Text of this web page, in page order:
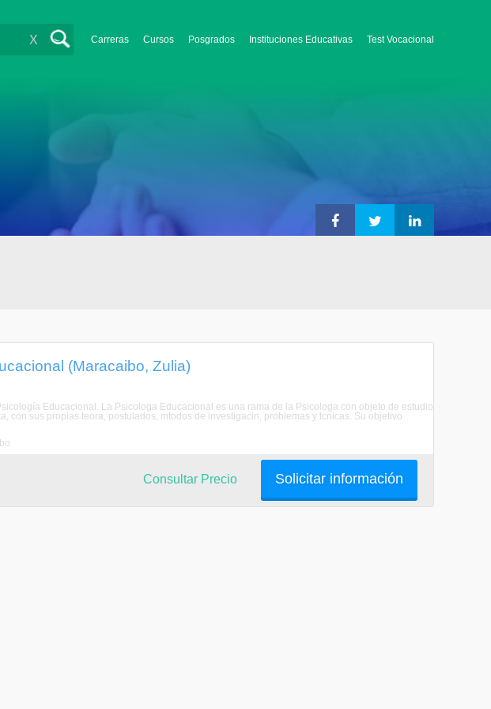
Carreras Cursos Posgrados Instituciones Educativas Test Vocacional
X
(Maracaibo, Zulia)
Educacional. La Psicologa Educacional es una rama de la Psicologa con objeto de estudio
con sus propias teora, postulados, mtodos de investigacin, problemas y tcnicas. Su objetivo
Solicitar información
Consultar Precio